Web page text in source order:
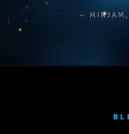
— MIRJAM,